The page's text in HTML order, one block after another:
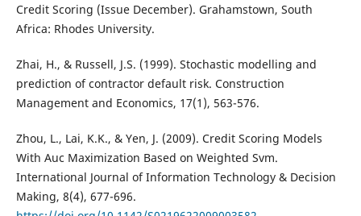
Credit Scoring (Issue December). Grahamstown, South
Africa: Rhodes University.
Zhai, H., & Russell, J.S. (1999). Stochastic modelling and
prediction of contractor default risk. Construction
Management and Economics, 17(1), 563-576.
Zhou, L., Lai, K.K., & Yen, J. (2009). Credit Scoring Models
With Auc Maximization Based on Weighted Svm.
International Journal of Information Technology & Decision
Making, 8(4), 677-696.